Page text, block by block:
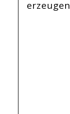
erzeugen